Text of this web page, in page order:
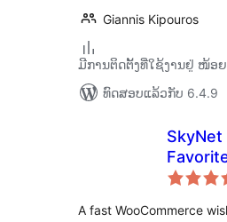
Giannis Kipouros
ມີການຕິດຕັ້ງທີ່ໃຊ້ງານຢູ່ ໜ້ອ
ທົດສອບແລ້ວກັບ 6.4.9
SkyNet
A fast WooCommerce